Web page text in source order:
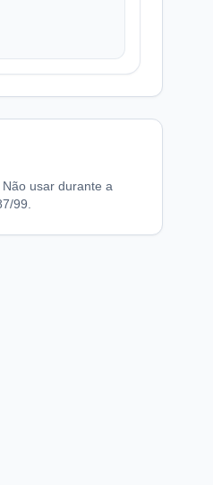
usar durante a
99.